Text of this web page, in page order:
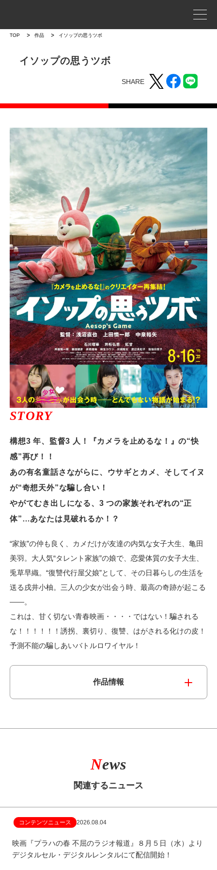
TOP 作品 イソップの思うツボ
イソップの思うツボ
SHARE
STORY
構想3 年、監督3 人！『カメラを止めるな！』の“快
感”再び！！
あの有名童話さながらに、ウサギとカメ、そしてイヌ
が“奇想天外”な騙し合い！
やがてむき出しになる、3 つの家族それぞれの“正
体”…あなたは見破れるか！？
“家族”の仲も良く、カメだけが友達の内気な女子大生、亀田
美羽。大人気“タレント家族”の娘で、恋愛体質の女子大生、
兎草早織。“復讐代行屋父娘”として、その日暮らしの生活を
送る戌井小柚。三人の少女が出会う時、最高の奇跡が起こる
――。
これは、甘く切ない青春映画・・・・ではない！騙される
な！！！！！！誘拐、裏切り、復讐、はがされる化けの皮！
予測不能の騙しあいバトルロワイヤル！
作品情報
News
関連するニュース
コンテンツニュース 2026.08.04
映画『プラハの春 不屈のラジオ報道』８月５日（水）より
デジタルセル・デジタルレンタルにて配信開始！
事業案内
プロジェクトストーリー
作品トップ
ラインナップ
ニュース一覧
お問い合わせ
JP/EN
サイトマップ
ご利用規約
電子公告